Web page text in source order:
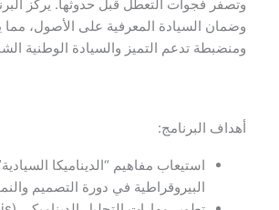
وتصفر فجوات التعطل قبل حدوثها. يركز
وضمان السيادة المعرفية على الأصول،
ومنضبطة تدعم التميز والسيادة الوطنية
أهداف البرنامج:
استيعاب مفاهيم “الديناميكا
البيروقراطية في دورة التصميم